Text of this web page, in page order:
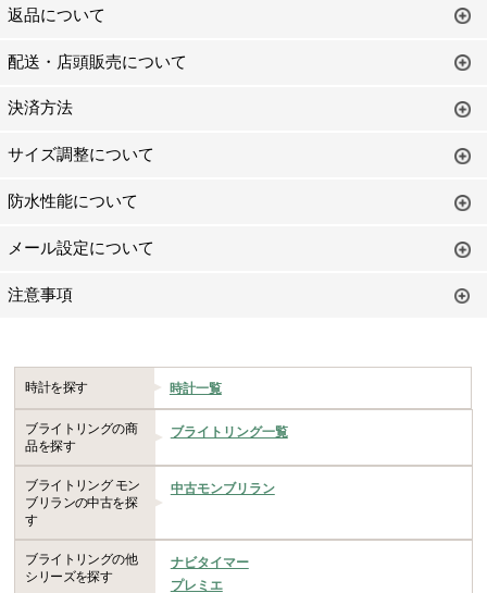
返品について
配送・店頭販売について
決済方法
サイズ調整について
防水性能について
メール設定について
注意事項
時計を探す 時計一覧
ブライトリングの商
品を探す
ブライトリング一覧
ブライトリング モン
ブリランの中古を探
す
中古モンブリラン
ブライトリングの他
シリーズを探す
ナビタイマー
プレミエ